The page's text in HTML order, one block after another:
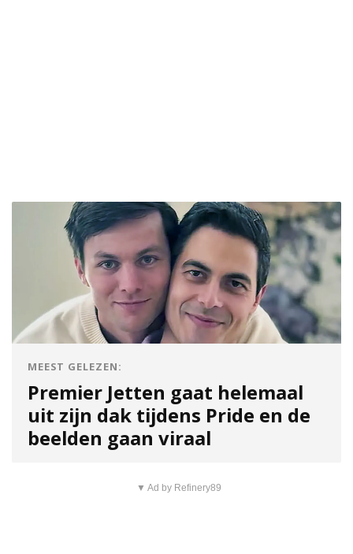
MEEST GELEZEN:
Premier Jetten gaat helemaal
uit zijn dak tijdens Pride en de
beelden gaan viraal
▼ Ad by Refinery89